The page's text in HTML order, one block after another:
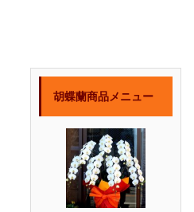
胡蝶蘭商品メニュー